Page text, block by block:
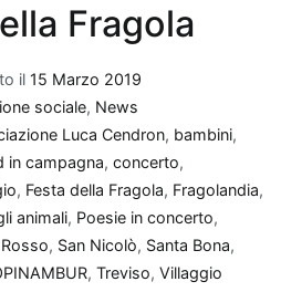
Fragola
il 15 Marzo 2019
sociale, News
Luca Cendron, bambini,
in campagna, concerto,
, Festa della Fragola, Fragolandia,
animali, Poesie in concerto,
, San Nicolò, Santa Bona,
, Treviso, Villaggio